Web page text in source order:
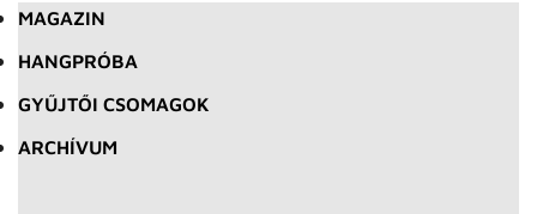
MAGAZIN
HANGPRÓBA
GYŰJTŐI CSOMAGOK
ARCHÍVUM